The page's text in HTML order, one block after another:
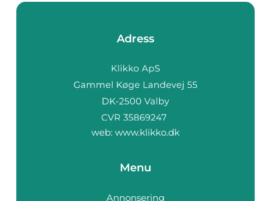
Adress
web: www.klikko.dk
Menu
Annonsering